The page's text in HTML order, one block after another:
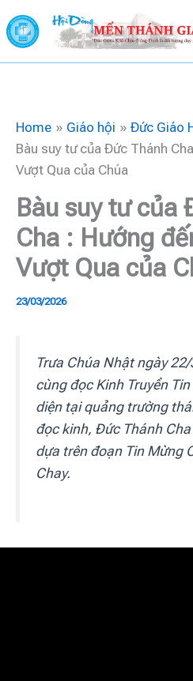
to
content
Home Giáo hội
Đức Giáo
Bàu suy tư của Đức Thánh
Vượt Qua của Chúa
Bàu suy tư của
Cha : Hướng
Vượt Qua của
23/03/2026
Trưa Chúa Nhật ngày
cùng đọc Kinh Truyền
diện tại quảng trường
đọc kinh, Đức Thánh
dựa trên đoạn Tin Mừng
Chay.